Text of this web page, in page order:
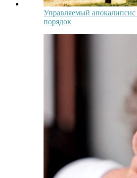
Управляемый
порядок